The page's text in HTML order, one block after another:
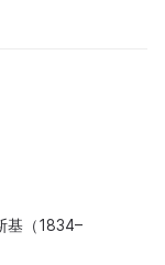
基（1834–